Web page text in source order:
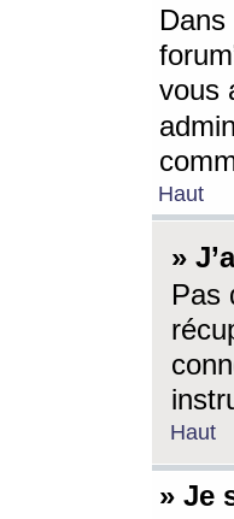
Dans
vous
Haut
»
Pas
Haut
» Je